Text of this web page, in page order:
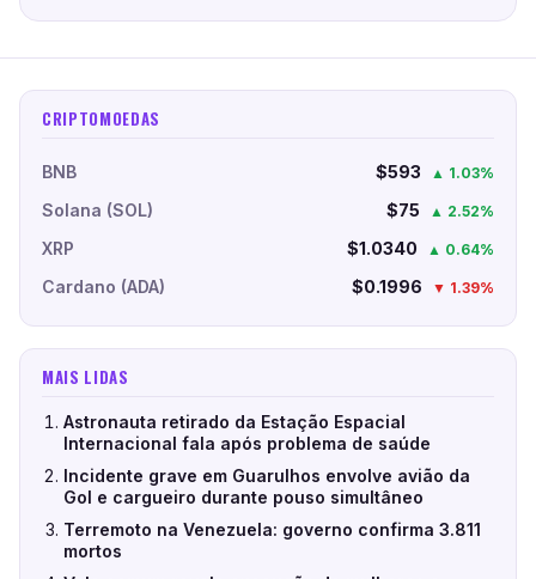
CRIPTOMOEDAS
BNB $593 ▲ 1.03%
Solana (SOL) $75 ▲ 2.52%
XRP $1.0340 ▲ 0.64%
Cardano (ADA) $0.1996 ▼ 1.39%
MAIS LIDAS
Astronauta retirado da Estação Espacial
Internacional fala após problema de saúde
Incidente grave em Guarulhos envolve avião da
Gol e cargueiro durante pouso simultâneo
Terremoto na Venezuela: governo confirma 3.811
mortos